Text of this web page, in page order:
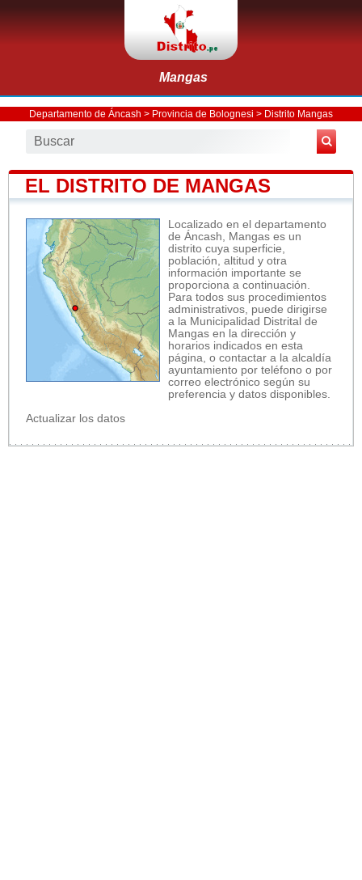
Mangas
Departamento de Áncash > Provincia de Bolognesi > Distrito Mangas
EL DISTRITO DE MANGAS
Localizado en el departamento
de Áncash, Mangas es un
distrito cuya superficie,
población, altitud y otra
información importante se
proporciona a continuación.
Para todos sus procedimientos
administrativos, puede dirigirse
a la Municipalidad Distrital de
Mangas en la dirección y
horarios indicados en esta
página, o contactar a la alcaldía
ayuntamiento por teléfono o por
correo electrónico según su
preferencia y datos disponibles.
Actualizar los datos